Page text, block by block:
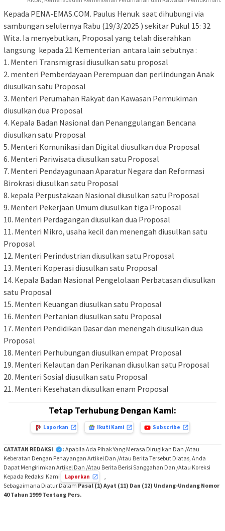
Kepada PENA-EMAS.COM. Paulus Henuk. saat dihubungi via
sambungan selulernya Rabu (19/3/2025 ) sekitar Pukul 15: 32
Wita. Ia menyebutkan, Proposal yang telah diserahkan
langsung kepada 21 Kementerian antara lain sebutnya :
1. Menteri Transmigrasi diusulkan satu proposal
2. menteri Pemberdayaan Perempuan dan perlindungan Anak
diusulkan satu Proposal
3. Menteri Perumahan Rakyat dan Kawasan Permukiman
diusulkan dua Proposal
4. Kepala Badan Nasional dan Penanggulangan Bencana
diusulkan satu Proposal
5. Menteri Komunikasi dan Digital diusulkan dua Proposal
6. Menteri Pariwisata diusulkan satu Proposal
7. Menteri Pendayagunaan Aparatur Negara dan Reformasi
Birokrasi diusulkan satu Proposal
8. kepala Perpustakaan Nasional diusulkan satu Proposal
9. Menteri Pekerjaan Umum diusulkan tiga Proposal
10. Menteri Perdagangan diusulkan dua Proposal
11. Menteri Mikro, usaha kecil dan menengah diusulkan satu
Proposal
12. Menteri Perindustrian diusulkan satu Proposal
13. Menteri Koperasi diusulkan satu Proposal
14. Kepala Badan Nasional Pengelolaan Perbatasan diusulkan
satu Proposal
15. Menteri Keuangan diusulkan satu Proposal
16. Menteri Pertanian diusulkan satu Proposal
17. Menteri Pendidikan Dasar dan menengah diusulkan dua
Proposal
18. Menteri Perhubungan diusulkan empat Proposal
19. Menteri Kelautan dan Perikanan diusulkan satu Proposal
20. Menteri Sosial diusulkan satu Proposal
21. Menteri Kesehatan diusulkan enam Proposal
Tetap Terhubung Dengan Kami:
Laporkan Ikuti Kami Subscribe
CATATAN REDAKSI : Apabila Ada Pihak Yang Merasa Dirugikan Dan /Atau
Keberatan Dengan Penayangan Artikel Dan /Atau Berita Tersebut Diatas, Anda
Dapat Mengirimkan Artikel Dan /Atau Berita Berisi Sanggahan Dan /Atau Koreksi
Kepada Redaksi Kami
Laporkan
,
Sebagaimana Diatur DalamPasal (1) Ayat (11) Dan (12) Undang-Undang Nomor
40 Tahun 1999 Tentang Pers.